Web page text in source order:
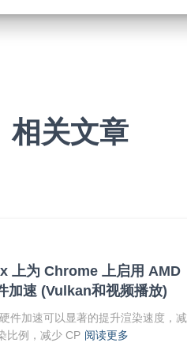
相关文章
上为 Chrome 上启用 AMD
加速 (Vulkan和视频播放)
件加速可以显著的提升渲染速度，减
比例，减少 CP 阅读更多